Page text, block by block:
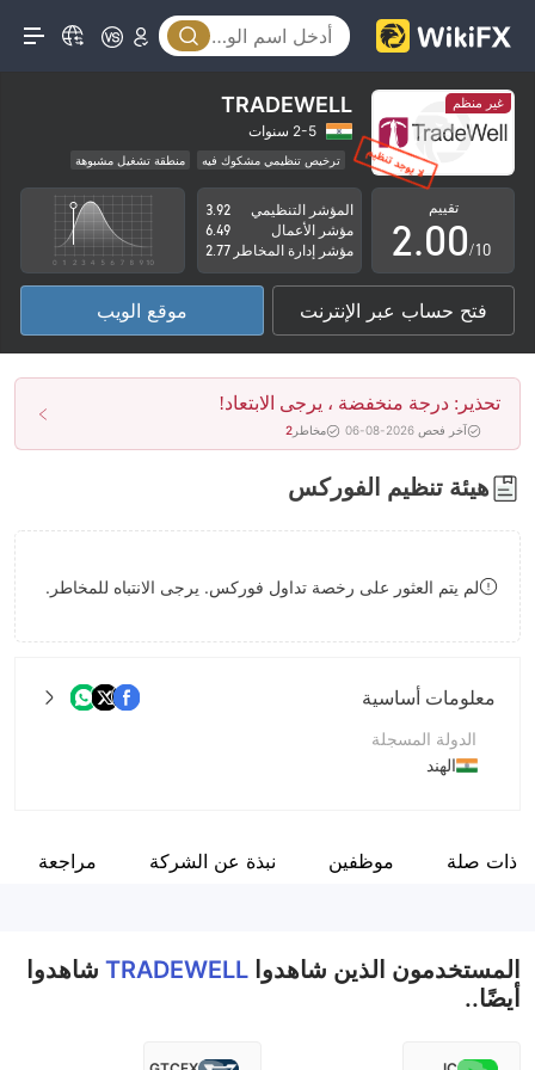
غير منظم TRADEWELL
2-5 سنوات
ترخيص تنظيمي مشكوك فيه
منطقة تشغيل مشبوهة
مخاطر عالية
تقييم
0
1
2
3
4
5
6
7
8
9
.0
1
2
3
4
5
6
7
0
1
2
3
4
5
6
7
/10
المؤشر التنظيمي
3.92
مؤشر الأعمال
6.49
مؤشر إدارة المخاطر 2.77
فتح حساب عبر الإنترنت موقع الويب
تحذير: درجة منخفضة ، يرجى الابتعاد!
آخر فحص 2026-08-06 مخاطر 2
هيئة تنظيم الفوركس
لم يتم العثور على رخصة تداول فوركس. يرجى الانتباه للمخاطر.
معلومات أساسية
الدولة المسجلة
الهند
اسم الشركةذات صلة موظفين نبذة عن الشركة مراجعة
المستخدمون الذين شاهدوا TRADEWELL شاهدوا
أيضًا..